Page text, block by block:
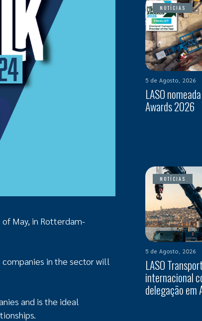
May, in Rotterdam-
in the sector will
and is the ideal
NOTÍCIAS
5 de Agosto, 2026
LASO
Awards 2026
NOTÍCIAS
5 de Agosto, 2026
LASO
internacional
delegação em